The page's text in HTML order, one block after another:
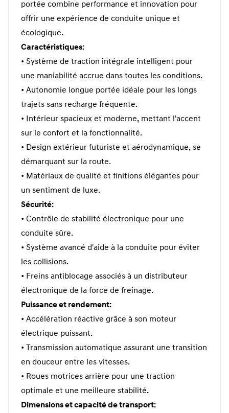
portée combine performance et innovation pour
offrir une expérience de conduite unique et
écologique.
Caractéristiques:
• Système de traction intégrale intelligent pour
une maniabilité accrue dans toutes les conditions.
• Autonomie longue portée idéale pour les longs
trajets sans recharge fréquente.
• Intérieur spacieux et moderne, mettant l'accent
sur le confort et la fonctionnalité.
• Design extérieur futuriste et aérodynamique, se
démarquant sur la route.
• Matériaux de qualité et finitions élégantes pour
un sentiment de luxe.
Sécurité:
• Contrôle de stabilité électronique pour une
conduite sûre.
• Système avancé d'aide à la conduite pour éviter
les collisions.
• Freins antiblocage associés à un distributeur
électronique de la force de freinage.
Puissance et rendement:
• Accélération réactive grâce à son moteur
électrique puissant.
• Transmission automatique assurant une transition
en douceur entre les vitesses.
• Roues motrices arrière pour une traction
optimale et une meilleure stabilité.
Dimensions et capacité de transport: